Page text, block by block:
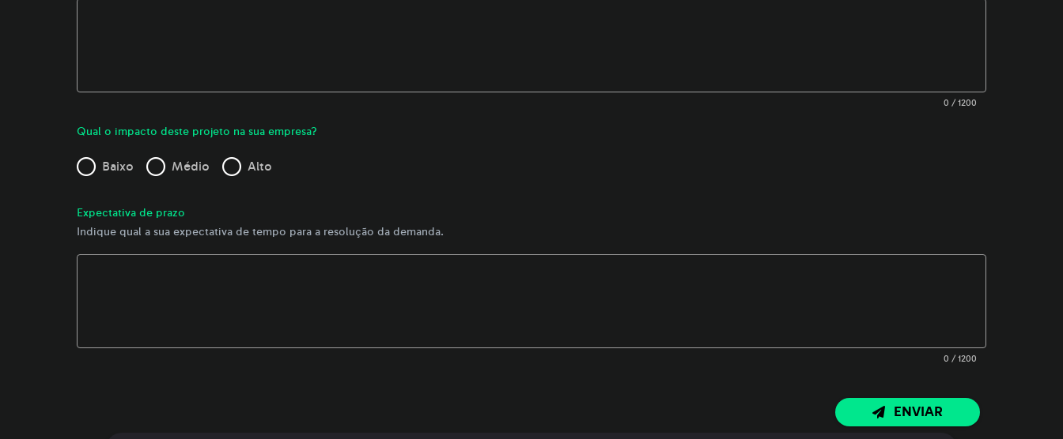
0 / 1200
Qual o impacto deste projeto na sua empresa?
Baixo Médio Alto
Expectativa de prazo
Indique qual a sua expectativa de tempo para a resolução da demanda.
0 / 1200
ENVIAR